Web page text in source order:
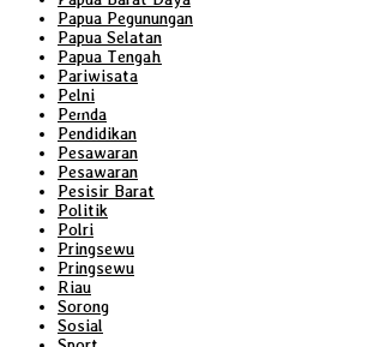
Papua Pegunungan
Papua Selatan
Papua Tengah
Pariwisata
Pelni
Pemda
Pendidikan
Pesawaran
Pesawaran
Pesisir Barat
Politik
Polri
Pringsewu
Pringsewu
Riau
Sorong
Sosial